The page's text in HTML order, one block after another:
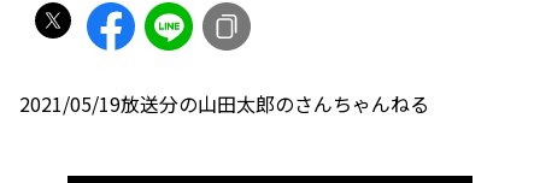
2021/05/19放送分の山田太郎のさんちゃんねる